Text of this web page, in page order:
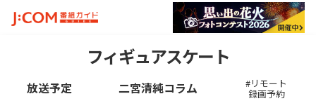
フィギュアスケート
放送予定 二宮清純コラム #リモート
録画予約